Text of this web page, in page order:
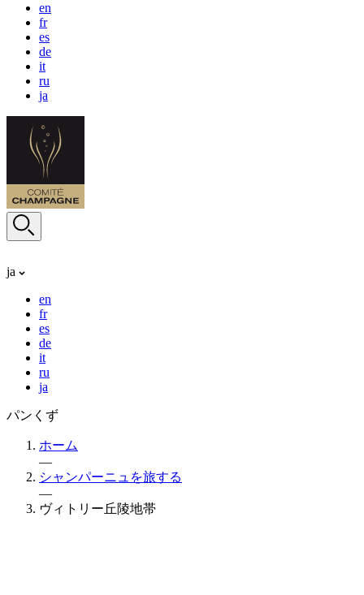
en
fr
es
de
it
ru
ja
ja
en
fr
es
de
it
ru
ja
パンくず
ホーム
—
シャンパーニュを旅する
—
ヴィトリー丘陵地帯